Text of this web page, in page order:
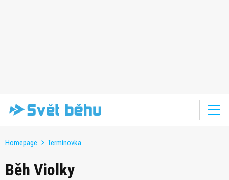
Homepage Termínovka
Běh Violky